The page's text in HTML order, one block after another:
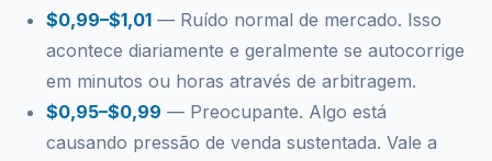
$0,99–$1,01— Ruído normal de mercado. Isso
acontece diariamente e geralmente se autocorrige
em minutos ou horas através de arbitragem.
$0,95–$0,99 — Preocupante. Algo está
causando pressão de venda sustentada. Vale a